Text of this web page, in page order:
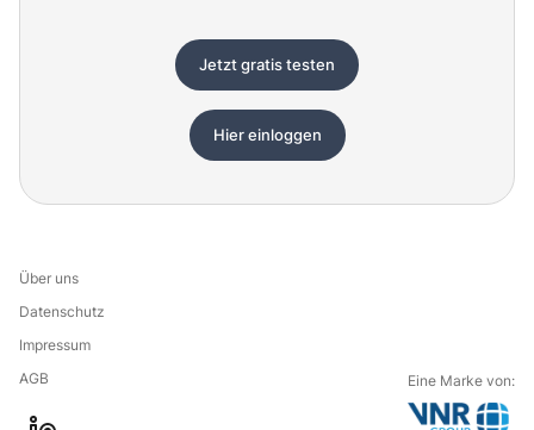
Jetzt gratis testen
Hier einloggen
Über uns
Datenschutz
Impressum
AGB
Eine Marke von: